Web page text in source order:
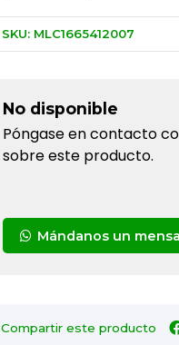
SKU: MLC1665412007
No disponible
Póngase en contacto
sobre este producto.
Mándanos un
Compartir este producto